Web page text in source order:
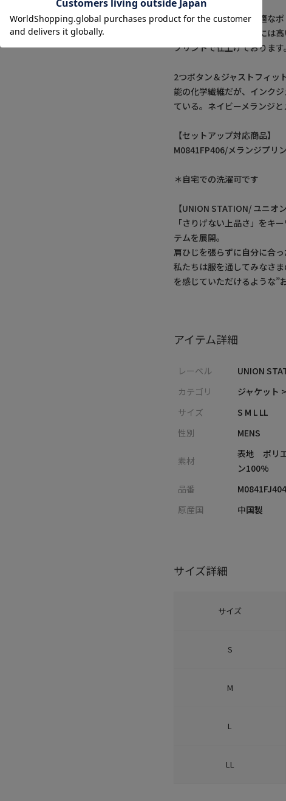
全方位的に伸びる超快適な
を用いているため製織には
プリントで仕上げております。
2つボタン＆ジャストフィッ
能の化学繊維だが、インク
ている。ネイビーメランジ
【セットアップ対応商品】
M0841FP406/メランジプリ
＊自宅での洗濯可です
【UNION STATION/ ユニオ
「さりげない上品さ」をキ
テムを展開。
肩ひじを張らずに自分に合
私たちは服を通してみなさ
を感じていただけるような”
アイテム詳細
レーベル
UNION
カテゴリ
ジャケット
サイズ
S M L LL
性別
MENS
素材
表地 ポリ
ン100%
品番
M0841FJ404
原産国
中国製
サイズ詳細
サイズ
S
M
L
LL